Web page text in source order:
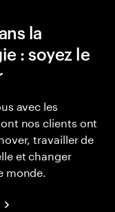
la
: soyez le
avec les
nos clients ont
travailler de
et changer
monde.